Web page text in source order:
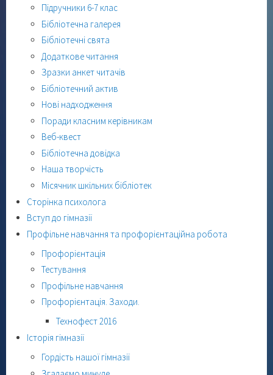
Підручники 6-7 клас
Бібліотечна галерея
Бібліотечні свята
Додаткове читання
Зразки анкет читачів
Бібліотечний актив
Нові надходження
Поради класним керівникам
Веб-квест
Бібліотечна довідка
Наша творчість
Місячник шкільних бібліотек
Сторінка психолога
Вступ до гімназії
Профільне навчання та профорієнтаційна робота
Профорієнтація
Тестування
Профільне навчання
Профорієнтація. Заходи.
Технофест 2016
Історія гімназії
Гордість нашої гімназії